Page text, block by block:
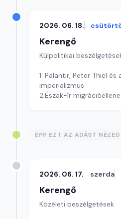
2026. 06. 18.
Kerengő
Külpolitikai
1. Palantir, Peter Thiel és
imperializmus
2.Észak-ír
ÉPP EZT AZ ADÁST NÉZED
2026. 06. 17. szerda
Kerengő
Közéleti beszélgetések